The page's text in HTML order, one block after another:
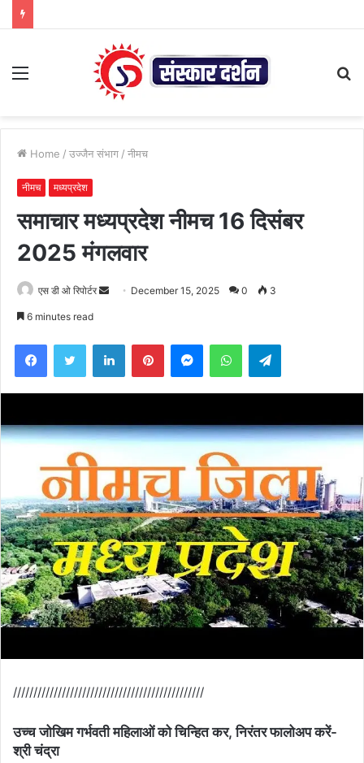
Menu
Home / उज्जैन संभाग / नीमच
नीमच मध्यप्रदेश
समाचार मध्यप्रदेश नीमच 16 दिसंबर
2025 मंगलवार
एस डी ओ रिपोर्टर
Send December 15, 2025 0 3
6 minutes read
FacebookTwitter LinkedInPinterestMessengerWhatsAppTelegram
///////////////////////////////////////////////
उच्‍च जोखिम गर्भवती महिलाओं को चिन्हित कर, निरंतर फालोअप करें-
श्री चंद्रा